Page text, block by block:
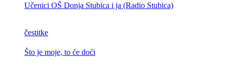
Učenici OŠ Donja Stubica i ja (Radio Stubica)
čestitke
Što je moje, to će doći